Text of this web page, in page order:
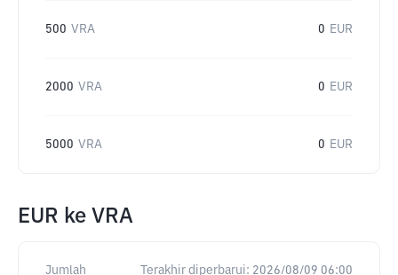
500 VRA 0 EUR
2000 VRA 0 EUR
5000 VRA 0 EUR
EUR ke VRA
Jumlah Terakhir diperbarui: 2026/08/09 06:00